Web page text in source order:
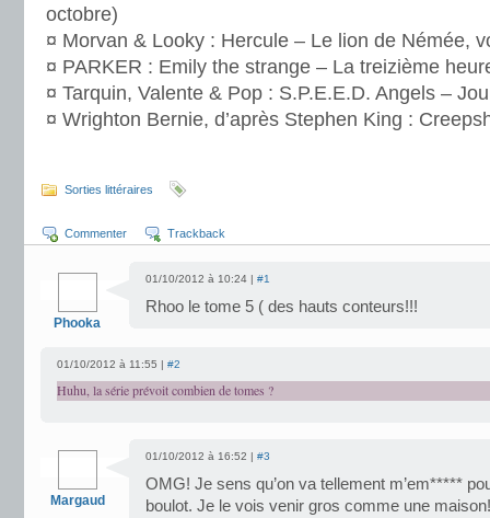
octobre)
¤ Morvan & Looky : Hercule – Le lion de Némée,
¤ PARKER : Emily the strange – La treizième
¤ Tarquin, Valente & Pop : S.P.E.E.D. Angels –
¤ Wrighton Bernie, d’après Stephen King :
Sorties littéraires
Commenter Trackback
Phooka
01/10/2012 à 10:24 | #1
Rhoo le tome 5 ( des hauts conteurs!!!
01/10/2012 à 11:55 | #2
Huhu, la série prévoit combien de tomes ?
Margaud
01/10/2012 à 16:52 | #3
OMG! Je sens qu’on va tellement m’em*****
boulot. Je le vois venir gros comme une